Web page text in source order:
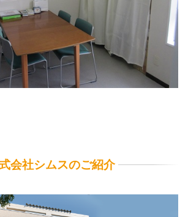
会社シムスのご紹介